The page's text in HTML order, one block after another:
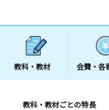
教科・教材 会費・ 各
教科・教材ごとの特長